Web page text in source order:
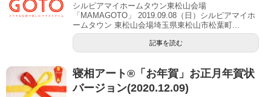
シルピアマイホームタウン東松山会場
「MAMAGOTO」 2019.09.08（日）シルピアマイホ
ームタウン 東松山会場埼玉県東松山市松葉町...
記事を読む
寝相アート®︎「お年賀」お正月年賀状
バージョン(2020.12.09)